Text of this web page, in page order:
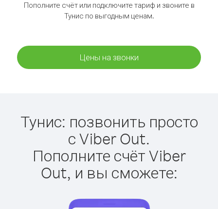
Пополните счёт или подключите тариф и звоните в
Тунис по выгодным ценам.
Цены на звонки
Тунис: позвонить просто
с Viber Out.
Пополните счёт Viber
Out, и вы сможете: